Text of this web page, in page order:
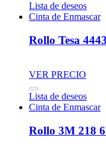
Lista de deseos
Cinta de Enmascar
Rollo Tesa
VER PRECIO
Lista de deseos
Cinta de Enmascar
Rollo 3M 218